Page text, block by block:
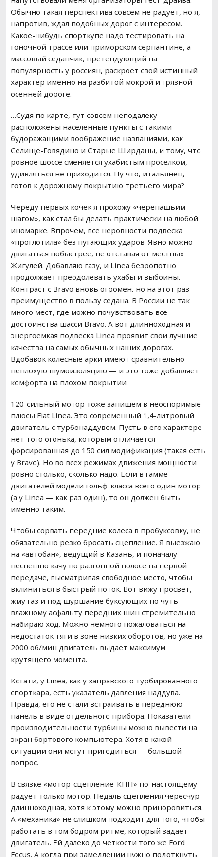
Обычно такая перспектива совсем не радует, но я,
напротив, ждал подобных дорог с интересом.
Какое-нибудь спорткупе надо тестировать на
гоночной трассе или приморском серпантине, а
массовый седанчик, претендующий на
популярность у россиян, раскроет свой истинный
характер именно на разбитой мокрой и грязной
осенней дороге.
…Судя по карте, тут совсем неподалеку
расположены населенные пункты с такими
будоражащими воображение названиями, как
Селище-Говядино и Старые Ширданы, и тому, что
ровное шоссе сменяется ухабистым проселком,
удивляться не приходится. Ну что, итальянец,
готов к дорожному покрытию третьего мира?
Череду первых кочек я прохожу «черепашьим
шагом», как стал бы делать практически на любой
иномарке. Впрочем, все неровности подвеска
«проглотила» без пугающих ударов. Явно можно
двигаться побыстрее, не отставая от местных
Жигулей. Добавляю газу, и Linea безропотно
продолжает преодолевать ухабы и выбоины.
Контраст с Bravo вновь огромен, но на этот раз
преимущество в пользу седана. В России не так
много мест, где можно почувствовать все
достоинства шасси Bravo. А вот длинноходная и
энергоемкая подвеска Linea проявит свои лучшие
качества на самых обычных наших дорогах.
Вдобавок колесные арки имеют сравнительно
неплохую шумоизоляцию — и это тоже добавляет
комфорта на плохом покрытии.
120-сильный мотор тоже запишем в неоспоримые
плюсы Fiat Linea. Это современный 1,4-литровый
двигатель с турбонаддувом. Пусть в его характере
нет того огонька, которым отличается
форсированная до 150 сил модификация (такая есть
у Bravo). Но во всех режимах движения мощности
ровно столько, сколько надо. Если в гамме
двигателей модели гольф-класса всего один мотор
(а у Linea — как раз один), то он должен быть
именно таким.
Чтобы сорвать передние колеса в пробуксовку, не
обязательно резко бросать сцепление. Я выезжаю
на «автобан», ведущий в Казань, и поначалу
неспешно качу по разгонной полосе на первой
передаче, высматривая свободное место, чтобы
вклиниться в быстрый поток. Вот вижу просвет,
жму газ и под шуршание буксующих по чуть
влажному асфальту передних шин стремительно
набираю ход. Можно немного пожаловаться на
недостаток тяги в зоне низких оборотов, но уже на
2000 об/мин двигатель выдает максимум
крутящего момента.
Кстати, у Linea, как у заправского турбированного
спорткара, есть указатель давления наддува.
Правда, его не стали встраивать в переднюю
панель в виде отдельного прибора. Показатели
производительности турбины можно вывести на
экран бортового компьютера. Хотя в какой
ситуации они могут пригодиться — большой
вопрос.
В связке «мотор-сцепление-КПП» по-настоящему
радует только мотор. Педаль сцепления чересчур
длинноходная, хотя к этому можно приноровиться.
А «механика» не слишком подходит для того, чтобы
работать в том бодром ритме, который задает
двигатель. Ей далеко до четкости того же Ford
Focus. А когда при замедлении нужно подоткнуть